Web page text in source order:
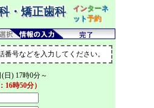
・矯正歯科 インターネ
ット予約
番号などを入力してください。
日) 17時0分～
16時50分）